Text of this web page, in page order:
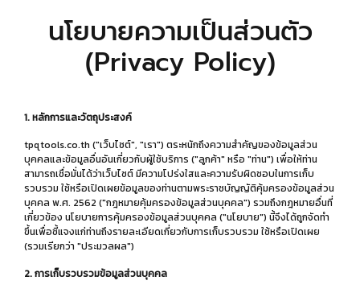
นโยบายความเป็นส่วนตัว
(Privacy Policy)
1. หลักการและวัตถุประสงค์
tpqtools.co.th ("เว็บไซต์", "เรา") ตระหนักถึงความสำคัญของข้อมูลส่วน
บุคคลและข้อมูลอื่นอันเกี่ยวกับผู้ใช้บริการ ("ลูกค้า" หรือ "ท่าน") เพื่อให้ท่าน
สามารถเชื่อมั่นได้ว่าเว็บไซต์ มีความโปร่งใสและความรับผิดชอบในการเก็บ
รวบรวม ใช้หรือเปิดเผยข้อมูลของท่านตามพระราชบัญญัติคุ้มครองข้อมูลส่วน
บุคคล พ.ศ. 2562 ("กฎหมายคุ้มครองข้อมูลส่วนบุคคล") รวมถึงกฎหมายอื่นที่
เกี่ยวข้อง นโยบายการคุ้มครองข้อมูลส่วนบุคคล ("นโยบาย") นี้จึงได้ถูกจัดทำ
ขึ้นเพื่อชี้แจงแก่ท่านถึงรายละเอียดเกี่ยวกับการเก็บรวบรวม ใช้หรือเปิดเผย
(รวมเรียกว่า "ประมวลผล")
2. การเก็บรวบรวมข้อมูลส่วนบุคคล